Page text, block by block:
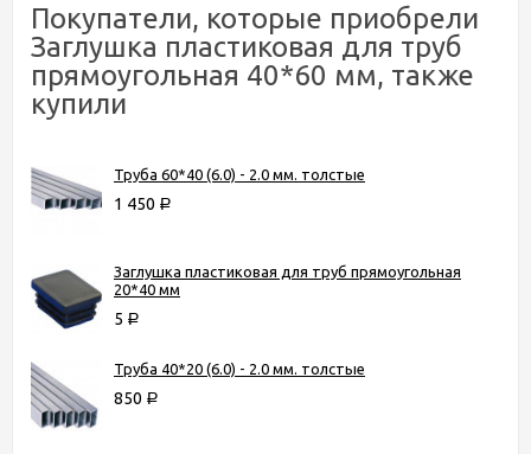
Покупатели, которые приобрели
Заглушка пластиковая для труб
прямоугольная 40*60 мм, также
купили
Труба 60*40 (6.0) - 2.0 мм. толстые
1 450 Р
Заглушка пластиковая для труб прямоугольная
20*40 мм
5 Р
Труба 40*20 (6.0) - 2.0 мм. толстые
850 Р